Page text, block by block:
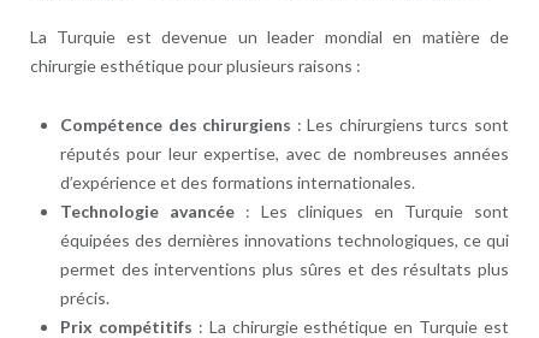
La Turquie est devenue un leader mondial en matière de
chirurgie esthétique pour plusieurs raisons :
Compétence des chirurgiens : Les chirurgiens turcs sont
réputés pour leur expertise, avec de nombreuses années
d’expérience et des formations internationales.
Technologie avancée: Les cliniques en Turquie sont
équipées des dernières innovations technologiques, ce qui
permet des interventions plus sûres et des résultats plus
précis.
Prix compétitifs : La chirurgie esthétique en Turquie est